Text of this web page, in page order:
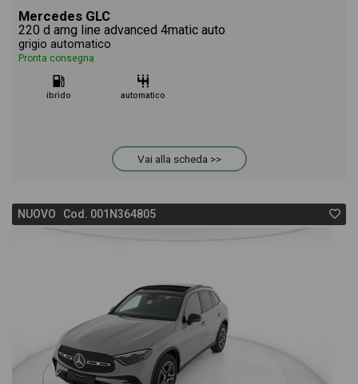
Mercedes GLC
220 d amg line advanced 4matic auto
grigio automatico
Pronta consegna
ibrido automatico
Vai alla scheda >>
NUOVO Cod. 001N364805